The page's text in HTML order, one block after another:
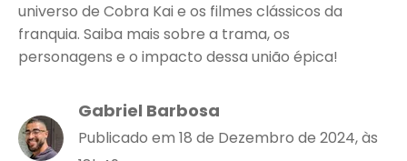
universo de Cobra Kai e os filmes clássicos da
franquia. Saiba mais sobre a trama, os
personagens e o impacto dessa união épica!
Gabriel Barbosa
Publicado em 18 de Dezembro de 2024, às